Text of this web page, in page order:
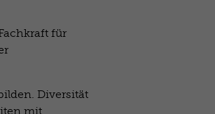
für
Diversität
mit